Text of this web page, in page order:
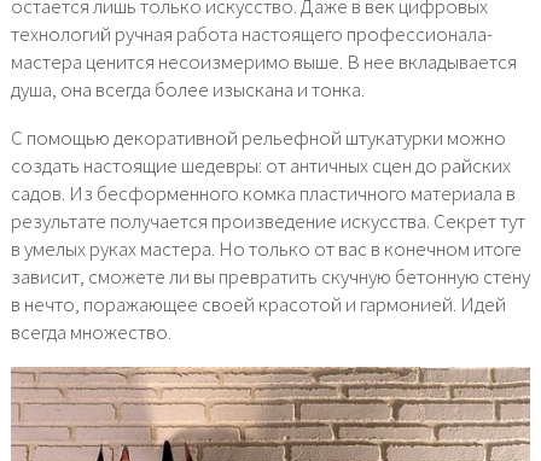
остается лишь только искусство. Даже в век цифровых
технологий ручная работа настоящего профессионала-
мастера ценится несоизмеримо выше. В нее вкладывается
душа, она всегда более изыскана и тонка.
С помощью декоративной рельефной штукатурки можно
создать настоящие шедевры: от античных сцен до райских
садов. Из бесформенного комка пластичного материала в
результате получается произведение искусства. Секрет тут
в умелых руках мастера. Но только от вас в конечном итоге
зависит, сможете ли вы превратить скучную бетонную стену
в нечто, поражающее своей красотой и гармонией. Идей
всегда множество.